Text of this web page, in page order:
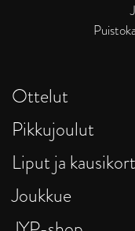
Ottelut
Pikkujoulut
Liput ja
Joukkue